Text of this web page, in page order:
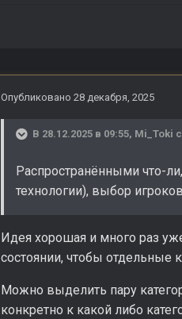
Опубликовано 28 декабря, 2025
В 28.12.2025 в 09:55, Mi_Toki
Распространёнными что-
технологии), выбор
Идея хорошая и много раз
состоянии, чтобы отдельные
Можно выделить пару
конкретно к какой либо